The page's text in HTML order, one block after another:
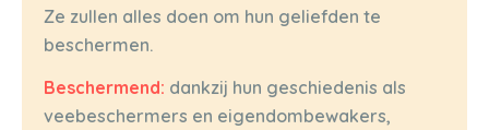
Ze zullen alles doen om hun geliefden te
beschermen.
Beschermend: dankzij hun geschiedenis als
veebeschermers en eigendombewakers,